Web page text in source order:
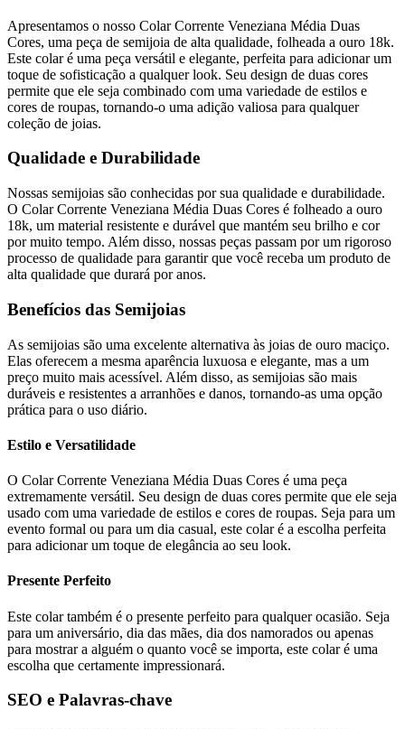
Apresentamos o nosso Colar Corrente Veneziana Média Duas
Cores, uma peça de semijoia de alta qualidade, folheada a ouro 18k.
Este colar é uma peça versátil e elegante, perfeita para adicionar um
toque de sofisticação a qualquer look. Seu design de duas cores
permite que ele seja combinado com uma variedade de estilos e
cores de roupas, tornando-o uma adição valiosa para qualquer
coleção de joias.
Qualidade e Durabilidade
Nossas semijoias são conhecidas por sua qualidade e durabilidade.
O Colar Corrente Veneziana Média Duas Cores é folheado a ouro
18k, um material resistente e durável que mantém seu brilho e cor
por muito tempo. Além disso, nossas peças passam por um rigoroso
processo de qualidade para garantir que você receba um produto de
alta qualidade que durará por anos.
Benefícios das Semijoias
As semijoias são uma excelente alternativa às joias de ouro maciço.
Elas oferecem a mesma aparência luxuosa e elegante, mas a um
preço muito mais acessível. Além disso, as semijoias são mais
duráveis e resistentes a arranhões e danos, tornando-as uma opção
prática para o uso diário.
Estilo e Versatilidade
O Colar Corrente Veneziana Média Duas Cores é uma peça
extremamente versátil. Seu design de duas cores permite que ele seja
usado com uma variedade de estilos e cores de roupas. Seja para um
evento formal ou para um dia casual, este colar é a escolha perfeita
para adicionar um toque de elegância ao seu look.
Presente Perfeito
Este colar também é o presente perfeito para qualquer ocasião. Seja
para um aniversário, dia das mães, dia dos namorados ou apenas
para mostrar a alguém o quanto você se importa, este colar é uma
escolha que certamente impressionará.
SEO e Palavras-chave